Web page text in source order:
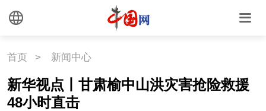
首页 > 新闻中心
新华视点丨甘肃榆中山洪灾害抢险救援
48小时直击